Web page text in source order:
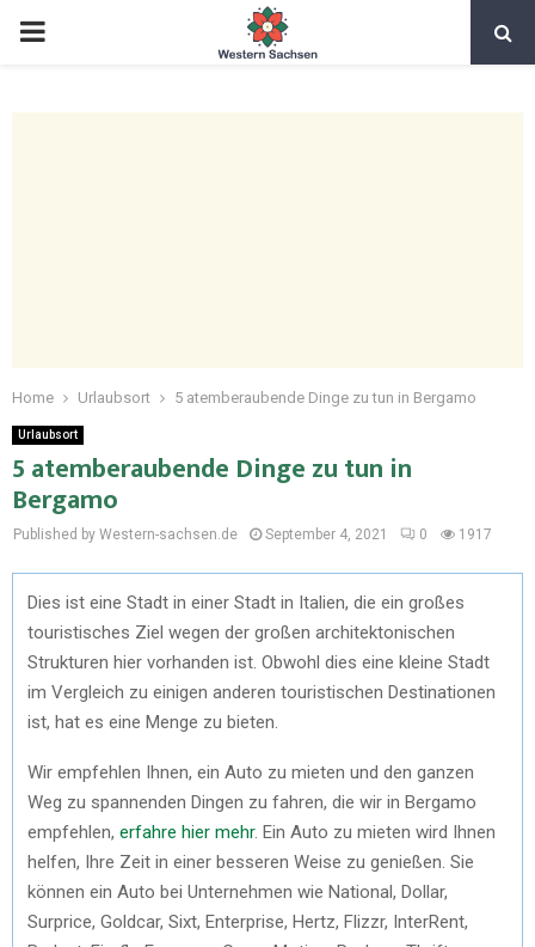
Home Urlaubsort 5 atemberaubende Dinge zu tun in Bergamo
Urlaubsort
5 atemberaubende Dinge zu tun in
Bergamo
Published by Western-sachsen.de September 4, 2021 0 1917
Dies ist eine Stadt in einer Stadt in Italien, die ein großes
touristisches Ziel wegen der großen architektonischen
Strukturen hier vorhanden ist. Obwohl dies eine kleine Stadt
im Vergleich zu einigen anderen touristischen Destinationen
ist, hat es eine Menge zu bieten.
Wir empfehlen Ihnen, ein Auto zu mieten und den ganzen
Weg zu spannenden Dingen zu fahren, die wir in Bergamo
empfehlen, erfahre hier mehr. Ein Auto zu mieten wird Ihnen
helfen, Ihre Zeit in einer besseren Weise zu genießen. Sie
können ein Auto bei Unternehmen wie National, Dollar,
Surprice, Goldcar, Sixt, Enterprise, Hertz, Flizzr, InterRent,